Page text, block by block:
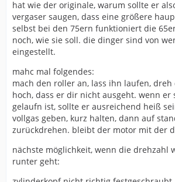
hat wie der originale, warum sollte er
vergaser saugen, dass eine größere
selbst bei den 75ern funktioniert die
noch, wie sie soll. die dinger sind von
eingestellt.
mahc mal folgendes:
mach den roller an, lass ihn laufen, dreh
hoch, dass er dir nicht ausgeht. wenn er
gelaufn ist, sollte er ausreichend heiß
vollgas geben, kurz halten, dann auf
zurückdrehen. bleibt der motor mit der
nächste möglichkeit, wenn die drehzahl
runter geht: